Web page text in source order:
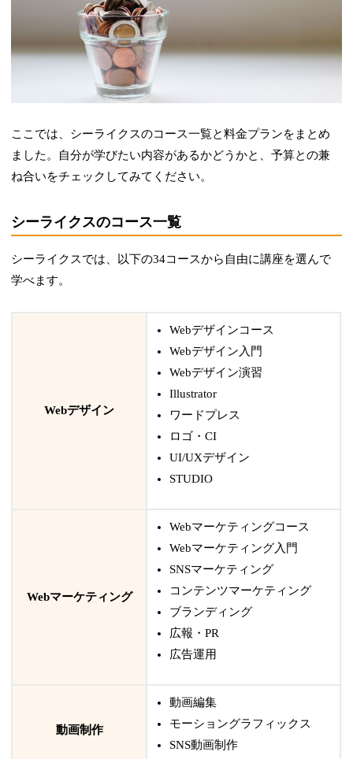
ここでは、シーライクスのコース一覧と料金プランをまとめ
ました。自分が学びたい内容があるかどうかと、予算との兼
ね合いをチェックしてみてください。
シーライクスのコース一覧
シーライクスでは、以下の34コースから自由に講座を選んで
学べます。
Webデザイン
Webデザインコース
Webデザイン入門
Webデザイン演習
Illustrator
ワードプレス
ロゴ・CI
UI/UXデザイン
STUDIO
Webマーケティング
Webマーケティングコース
Webマーケティング入門
SNSマーケティング
コンテンツマーケティング
ブランディング
広報・PR
広告運用
動画制作
動画編集
モーショングラフィックス
SNS動画制作